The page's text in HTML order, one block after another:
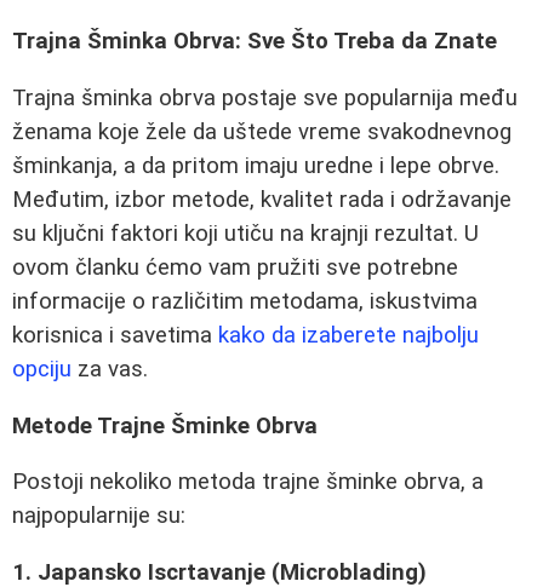
Trajna Šminka Obrva: Sve Što Treba da Znate
Trajna šminka obrva postaje sve popularnija među
ženama koje žele da uštede vreme svakodnevnog
šminkanja, a da pritom imaju uredne i lepe obrve.
Međutim, izbor metode, kvalitet rada i održavanje
su ključni faktori koji utiču na krajnji rezultat. U
ovom članku ćemo vam pružiti sve potrebne
informacije o različitim metodama, iskustvima
korisnica i savetima kako da izaberete najbolju
opciju za vas.
Metode Trajne Šminke Obrva
Postoji nekoliko metoda trajne šminke obrva, a
najpopularnije su:
1. Japansko Iscrtavanje (Microblading)